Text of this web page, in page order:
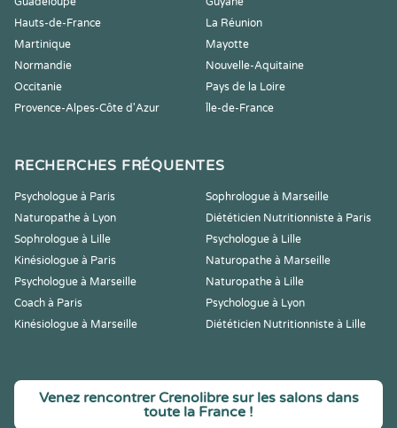
Hauts-de-France
La Réunion
Martinique
Mayotte
Normandie
Nouvelle-Aquitaine
Occitanie
Pays de la Loire
Provence-Alpes-Côte d'Azur
Île-de-France
RECHERCHES FRÉQUENTES
Psychologue à Paris
Sophrologue à Marseille
Naturopathe à Lyon
Diététicien Nutritionniste à Paris
Sophrologue à Lille
Psychologue à Lille
Kinésiologue à Paris
Naturopathe à Marseille
Psychologue à Marseille
Naturopathe à Lille
Coach à Paris
Psychologue à Lyon
Kinésiologue à Marseille
Diététicien Nutritionniste à Lille
Venez rencontrer Crenolibre sur les salons dans
toute la France !